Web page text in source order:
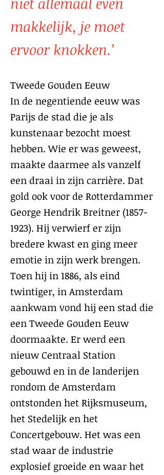
makkelijk, je moet
ervoor knokken.’
Tweede Gouden Eeuw
In de negentiende eeuw was
Parijs de stad die je als
kunstenaar bezocht moest
hebben. Wie er was geweest,
maakte daarmee als vanzelf
een draai in zijn carrière. Dat
gold ook voor de Rotterdammer
George Hendrik Breitner (1857-
1923). Hij verwierf er zijn
bredere kwast en ging meer
emotie in zijn werk brengen.
Toen hij in 1886, als eind
twintiger, in Amsterdam
aankwam vond hij een stad die
een Tweede Gouden Eeuw
doormaakte. Er werd een
nieuw Centraal Station
gebouwd en in de landerijen
rondom de Amsterdam
ontstonden het Rijksmuseum,
het Stedelijk en het
Concertgebouw. Het was een
stad waar de industrie
explosief groeide en waar het